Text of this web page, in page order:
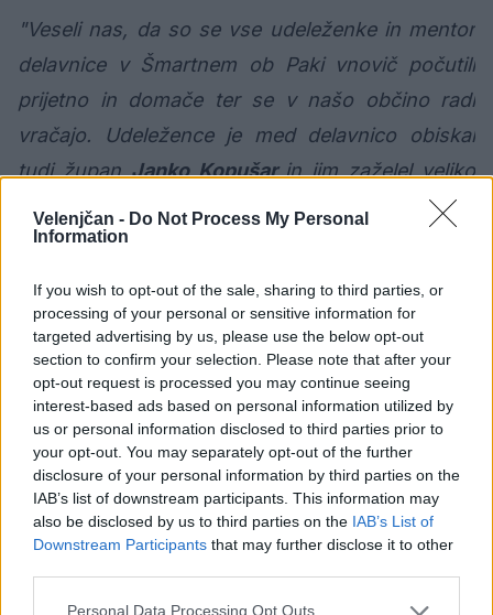
Velenjčan - Do Not Process My Personal
Information
If you wish to opt-out of the sale, sharing to third parties, or
processing of your personal or sensitive information for
targeted advertising by us, please use the below opt-out
section to confirm your selection. Please note that after your
opt-out request is processed you may continue seeing
interest-based ads based on personal information utilized by
us or personal information disclosed to third parties prior to
your opt-out. You may separately opt-out of the further
disclosure of your personal information by third parties on the
IAB’s list of downstream participants. This information may
also be disclosed by us to third parties on the IAB’s List of
Downstream Participants that may further disclose it to other
Personal Data Processing Opt Outs
"Veseli nas, da so se vse udeleženke in mentor
delavnice v Šmartnem ob Paki vnovič počutili
prijetno in domače ter se v našo občino radi
vračajo. Udeležence je med delavnico obiskal
tudi županJanko Kopušarin jim zaželel veliko
ustvarjalnosti ter da se drugo leto spet srečajo v
Šmartnem ob Paki samo da v običajnem terminu
ob Paki.
Opozorilo:
Po 297. členu Kazenskega zakonika je
posameznik kazensko odgovoren za javno spodbujanje
sovraštva, nasilja ali nestrpnosti. Komentarji z žaljivimi,
rasističnimi, diskriminatornimi ali nezakonitimi vsebinami
bodo odstranjeni. Pravila komentiranja →
Failed to fetch